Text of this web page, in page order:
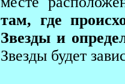
там, где
Звезды и
Звезды будет